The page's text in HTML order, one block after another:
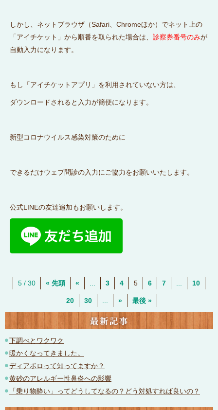
しかし、ネットブラウザ（Safari、Chromeほか）でネット上の
「アイチケット」から順番を取られた場合は、 診察券番号のみが
自動入力になります。
もし「アイチケットアプリ」を利用されていない方は、
ダウンロードされると入力が簡便になります。
新型コロナウイルス感染対策のために
できるだけウェブ問診の入力にご協力をお願いいたします。
公式LINEの友達追加もお願いします。
5 / 30 « 先頭 « 3 4 5 6 7 10
20 30 » 最後 »
最新記事
下調べとワクワク
暖かくなってきました。
ディアボロって知ってますか？
黄砂のアレルギー性鼻炎への影響
「乗り物酔い」ってどうしてなるの？どう対処すれば良いの？